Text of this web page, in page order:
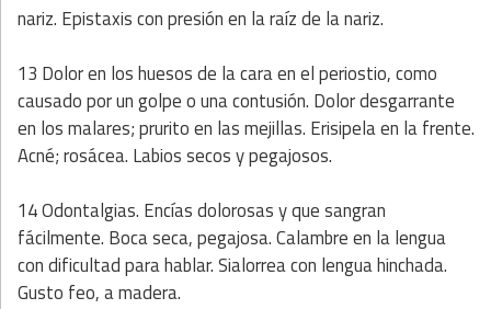
nariz. Epistaxis con presión en la raíz de la nariz.
13 Dolor en los huesos de la cara en el periostio, como
causado por un golpe o una contusión. Dolor desgarrante
en los malares; prurito en las mejillas. Erisipela en la frente.
Acné; rosácea. Labios secos y pegajosos.
14 Odontalgias. Encías dolorosas y que sangran
fácilmente. Boca seca, pegajosa. Calambre en la lengua
con dificultad para hablar. Sialorrea con lengua hinchada.
Gusto feo, a madera.